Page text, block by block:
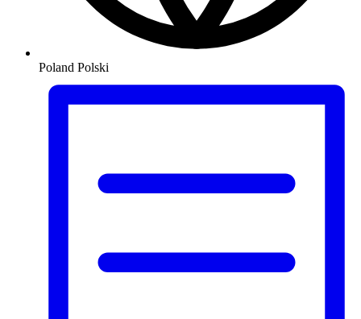
Poland Polski